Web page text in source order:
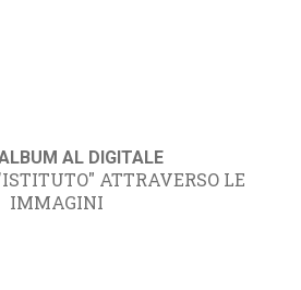
AL DIGITALE
ATTRAVERSO LE
IMMAGINI